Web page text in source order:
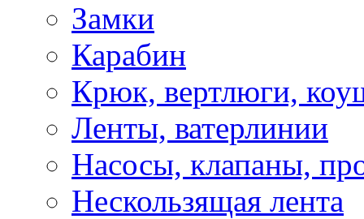
Замки
Карабин
Крюк, вертлюги,
Ленты, ватерлинии
Насосы, клапаны,
Нескользящая лента